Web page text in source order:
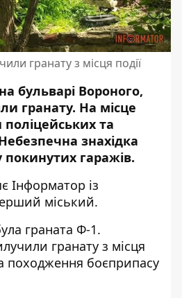
гранату з місця події
бульварі Вороного,
гранату. На місце
та
знахідка
гаражів.
Інформатор із
міський.
граната Ф-1.
гранату з місця
походження боєприпасу